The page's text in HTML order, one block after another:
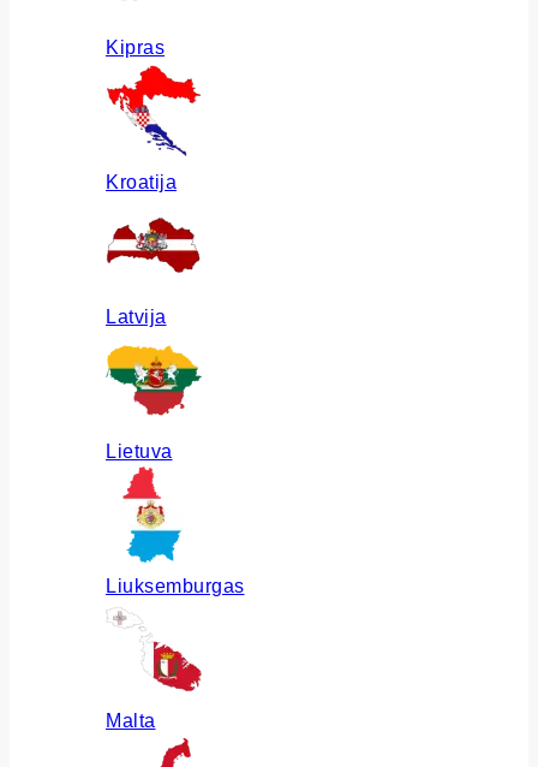
Kipras
Kroatija
Latvija
Lietuva
Liuksemburgas
Malta